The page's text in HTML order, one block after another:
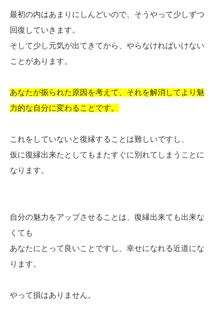
最初の内はあまりにしんどいので、そうやって少しずつ
回復していきます。
そして少し元気が出てきてから、やらなければいけない
ことがあります。
あなたが振られた原因を考えて、それを解消してより魅
力的な自分に変わることです。
これをしていないと復縁することは難しいですし、
仮に復縁出来たとしてもまたすぐに別れてしまうことに
なります。
自分の魅力をアップさせることは、復縁出来ても出来な
くても
あなたにとって良いことですし、幸せになれる近道にな
ります。
やって損はありません。